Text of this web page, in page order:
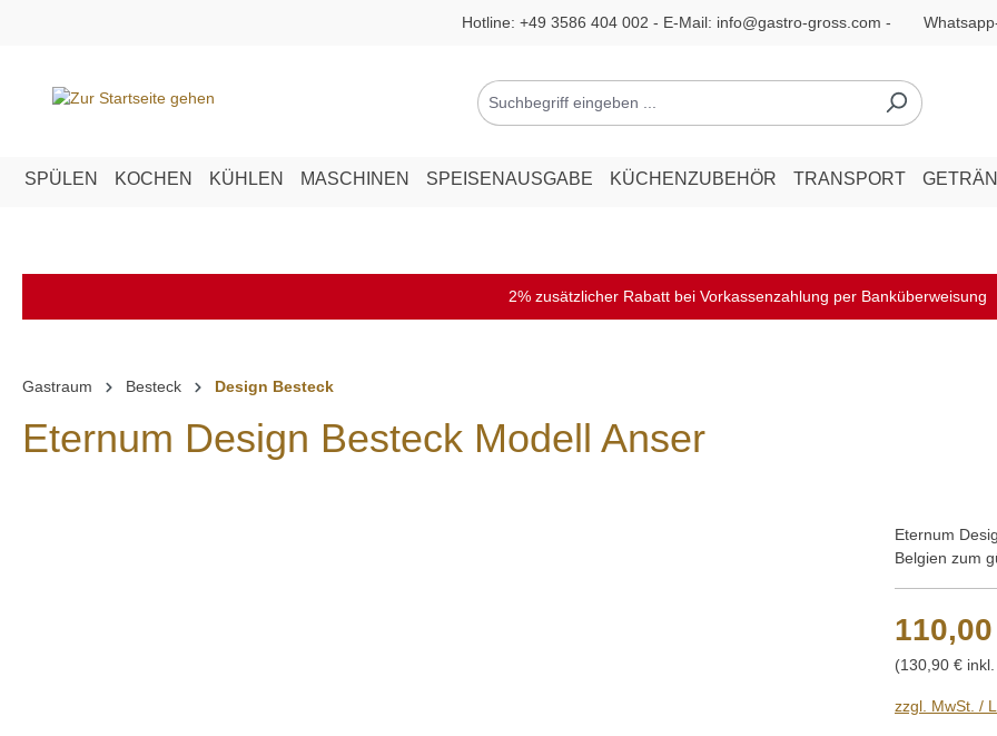
Hotline: +49 3586 404 002 - E-Mail: info@gastro-gross.com -
SPÜLEN KOCHEN KÜHLEN MASCHINEN SPEISENAUSGABE KÜCHENZUBEHÖR TRANSPORT
2% zusätzlicher Rabatt bei Vorkassenzahlung per Banküberweisung
Gastraum Besteck Design Besteck
Eternum Design Besteck Modell Anser
Eternum
Belgien zum
(130,90 €
zzgl. MwSt. /